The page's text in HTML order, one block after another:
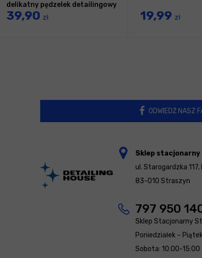
delikatny pędzelek detailingowy
39,90 zł 19,99 zł
ODWIEDŹ NASZ
Sklep
ul. Starogardzka 117,
83-010 Straszyn
797 950
Sklep Stacjonarny
Poniedziałek –
Sobota: 10:00-15:00